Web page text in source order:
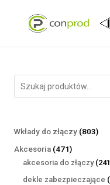
Wkłady do złączy 803803
Akcesoria 471471
produktów
akcesoria do złączy 241
dekle zabezpieczające